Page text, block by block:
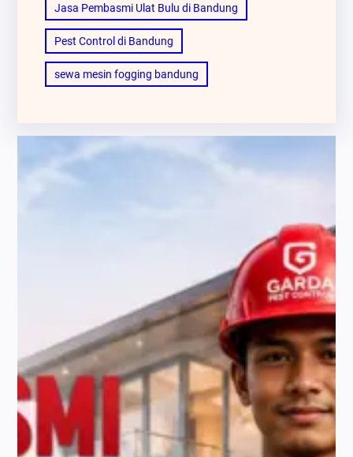
Jasa Pembasmi Ulat Bulu di Bandung
Pest Control di Bandung
sewa mesin fogging bandung